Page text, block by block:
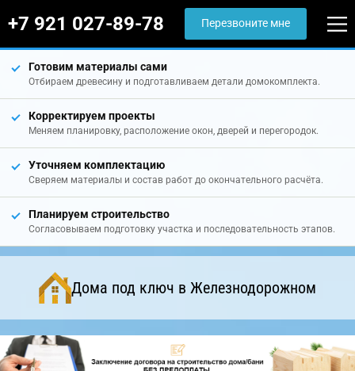
+7 921 027-89-78 Перезвоните мне
Готовим материалы сами
Отбираем древесину и подготавливаем детали домокомплекта.
Корректируем проекты
Меняем планировку, расположение окон, дверей и перегородок.
Уточняем комплектацию
Сверяем материалы и состав работ до окончательного расчёта.
Планируем строительство
Согласовываем подготовку участка и последовательность этапов.
Дома под ключ в Железнодорожном